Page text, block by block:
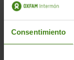
Consentimiento
fijo-
muestra